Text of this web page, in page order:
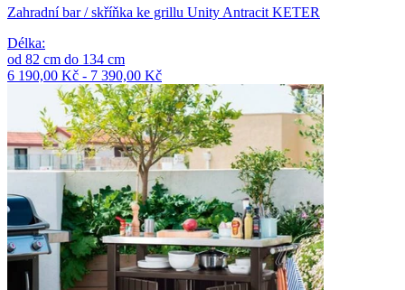
Zahradní bar / skříňka ke grillu Unity Antracit KETER
Délka:
od 82 cm do 134 cm
6 190,00 Kč - 7 390,00 Kč